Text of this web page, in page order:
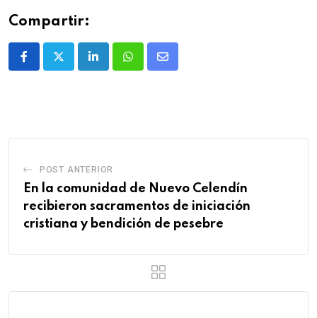
Compartir:
POST ANTERIOR
En la comunidad de Nuevo Celendín
recibieron sacramentos de iniciación
cristiana y bendición de pesebre